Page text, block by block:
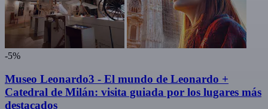
-5%
Museo Leonardo3 - El mundo de Leonardo +
Catedral de Milán: visita guiada por los lugares más
destacados